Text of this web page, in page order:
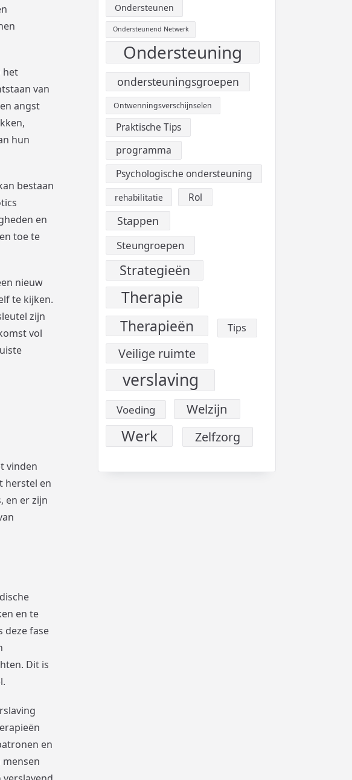
het
van
angst
hun
bestaan
en
toe te
nieuw
te kijken.
zijn
vol
vinden
herstel en
en er zijn
en te
deze fase
Dit is
en
Ondersteunen
Ondersteunend Netwerk
Ondersteuning
ondersteuningsgroepen
Ontwenningsverschijnselen
Praktische Tips
programma
Psychologische ondersteuning
rehabilitatie Rol
Stappen
Steungroepen
Strategieën
Therapie
Therapieën Tips
Veilige ruimte
verslaving
Voeding Welzijn
Werk Zelfzorg